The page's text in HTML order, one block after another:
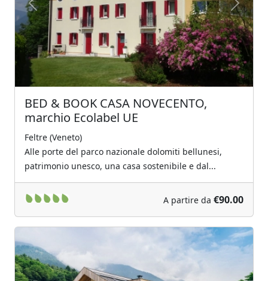
Previous Next
BED & BOOK CASA NOVECENTO,
marchio Ecolabel UE
Feltre (Veneto)
Alle porte del parco nazionale dolomiti bellunesi,
patrimonio unesco, una casa sostenibile e dal...
A partire da €90.00